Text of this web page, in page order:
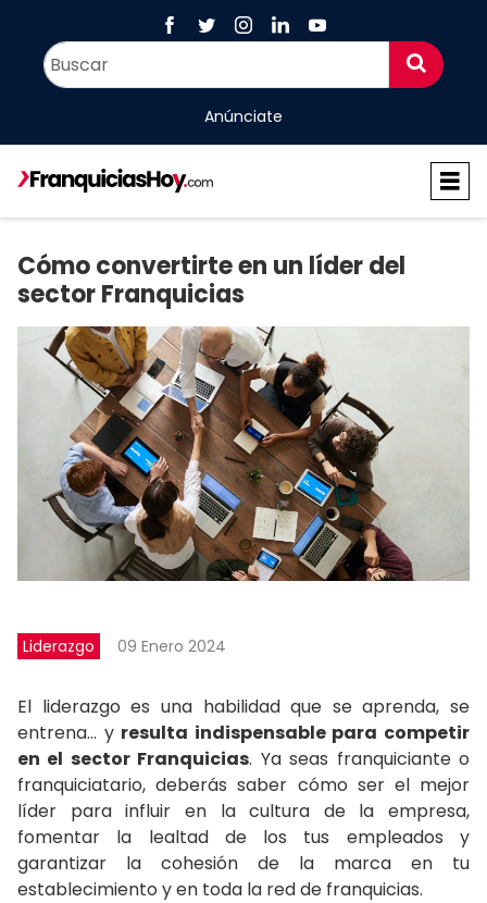
Anúnciate
Cómo convertirte en un líder del
sector Franquicias
Liderazgo 09 Enero 2024
El liderazgo es una habilidad que se aprenda, se
entrena… y resulta indispensable para competir
en el sector Franquicias. Ya seas franquiciante o
franquiciatario, deberás saber cómo ser el mejor
líder para influir en la cultura de la empresa,
fomentar la lealtad de los tus empleados y
garantizar la cohesión de la marca en tu
establecimiento y en toda la red de franquicias.